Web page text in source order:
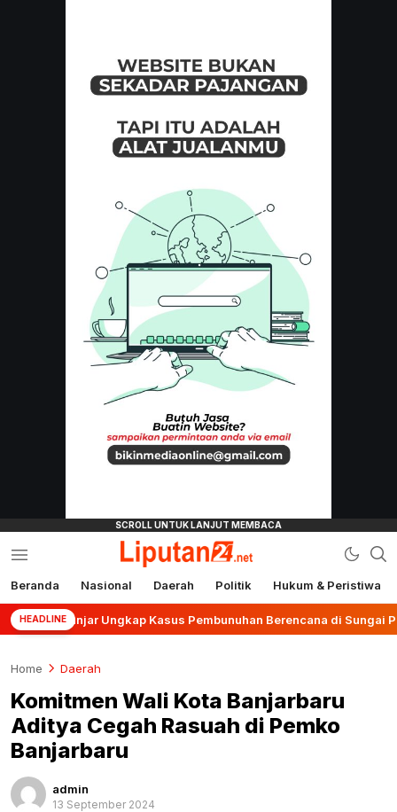
liputan24.net
Beranda Nasional Daerah Politik Hukum & Peristiwa
HEADLINE
Banjar Ungkap Kasus Pembunuhan Berencana di Sungai Pinang
Home Daerah
Komitmen Wali Kota Banjarbaru
Aditya Cegah Rasuah di Pemko
Banjarbaru
admin
13 September 2024